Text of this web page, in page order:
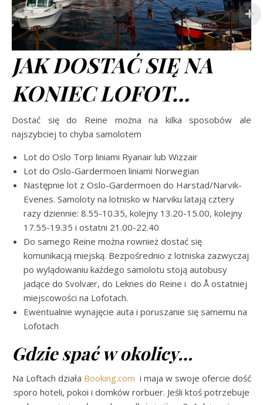
JAK DOSTAĆ SIĘ NA
KONIEC LOFOT…
Dostać się do Reine można na kilka sposobów ale
najszybciej to chyba samolotem
Lot do Oslo Torp liniami Ryanair lub Wizzair
Lot do Oslo-Gardermoen liniami Norwegian
Następnie lot z Oslo-Gardermoen do Harstad/Narvik-
Evenes. Samoloty na lotnisko w Narviku latają cztery
razy dziennie: 8.55-10.35, kolejny 13.20-15.00, kolejny
17.55-19.35 i ostatni 21.00-22.40
Do samego Reine można rownież dostać się
komunikacją miejską. Bezpośrednio z lotniska zazwyczaj
po wylądowaniu każdego samolotu stoją autobusy
jadące do Svolvær, do Leknes do Reine i do Å ostatniej
miejscowości na Lofotach.
Ewentualnie wynajęcie auta i poruszanie się samemu na
Lofotach
Gdzie spać w okolicy…
Na Loftach działa Booking.com i maja w swoje ofercie dość
sporo hoteli, pokoi i domków rorbuer. Jeśli ktoś potrzebuje